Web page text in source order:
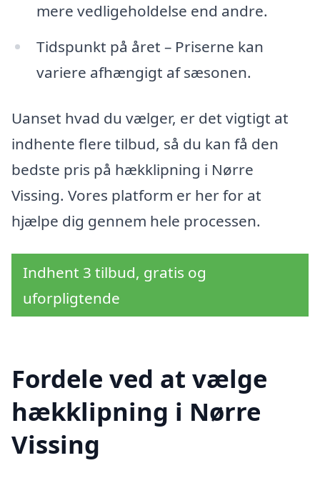
mere vedligeholdelse end andre.
Tidspunkt på året – Priserne kan
variere afhængigt af sæsonen.
Uanset hvad du vælger, er det vigtigt at
indhente flere tilbud, så du kan få den
bedste pris på hækklipning i Nørre
Vissing. Vores platform er her for at
hjælpe dig gennem hele processen.
Indhent 3 tilbud, gratis og
uforpligtende
Fordele ved at vælge
hækklipning i Nørre
Vissing